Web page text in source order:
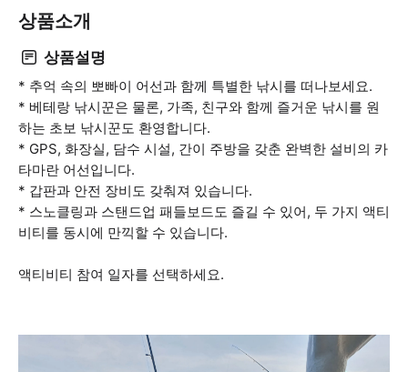
상품소개
상품설명
* 추억 속의 뽀빠이 어선과 함께 특별한 낚시를 떠나보세요.
* 베테랑 낚시꾼은 물론, 가족, 친구와 함께 즐거운 낚시를 원
하는 초보 낚시꾼도 환영합니다.
* GPS, 화장실, 담수 시설, 간이 주방을 갖춘 완벽한 설비의 카
타마란 어선입니다.
* 갑판과 안전 장비도 갖춰져 있습니다.
* 스노클링과 스탠드업 패들보드도 즐길 수 있어, 두 가지 액티
비티를 동시에 만끽할 수 있습니다.
액티비티 참여 일자를 선택하세요.